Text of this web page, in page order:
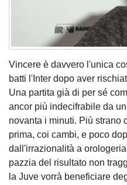
Vincere è davvero l'unica
batti l'Inter dopo aver
Una partita già di per sé
ancor più indecifrabile da
novanta i minuti. Più strano
prima, coi cambi, e poco
dall'irrazionalità a
pazzia del risultato non
la Juve vorrà beneficiare